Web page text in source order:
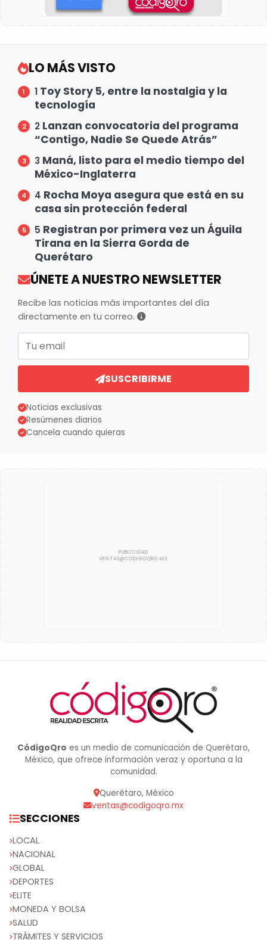
LO MÁS VISTO
1 Toy Story 5, entre la nostalgia y la
tecnología
2 Lanzan convocatoria del programa
“Contigo, Nadie Se Quede Atrás”
3 Maná, listo para el medio tiempo del
México-Inglaterra
4 Rocha Moya asegura que está en su
casa sin protección federal
5 Registran por primera vez un Águila
Tirana en la Sierra Gorda de
Querétaro
ÚNETE A NUESTRO NEWSLETTER
Recibe las noticias más importantes del día
directamente en tu correo.
SUSCRIBIRME
Noticias exclusivas
Resúmenes diarios
Cancela cuando quieras
CódigoQro es un medio de comunicación de Querétaro,
México, que ofrece información veraz y oportuna a la
comunidad.
Querétaro, México
ventas@codigoqro.mx
SECCIONES
LOCAL
NACIONAL
GLOBAL
DEPORTES
ELITE
MONEDA Y BOLSA
SALUD
TRÁMITES Y SERVICIOS